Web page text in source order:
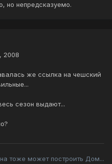
но непредсказуемо.
2008
же ссылка на чешский
сезон выдают...
тоже может построить Дом...